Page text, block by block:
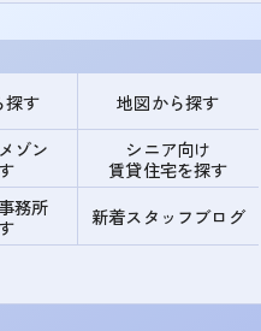
探す 地図から探す
ゾン
シニア向け
賃貸住宅を探す
務所
新着スタッフブログ